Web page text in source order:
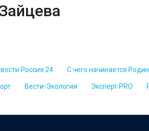
Россия 24 С чего начинается
Вести-Экология Эксперт PRO